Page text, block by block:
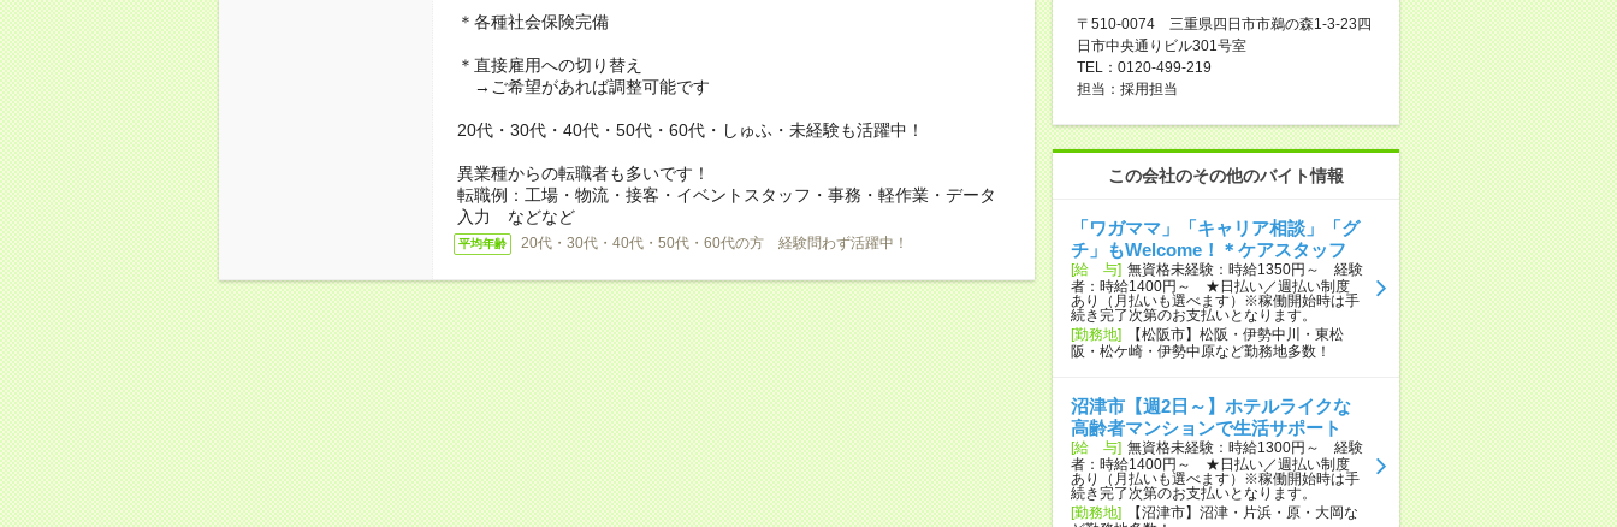
＊各種社会保険完備
＊直接雇用への切り替え
→ご希望があれば調整可能です
20代・30代・40代・50代・60代・しゅふ・未経験も活躍中！
異業種からの転職者も多いです！
転職例：工場・物流・接客・イベントスタッフ・事務・軽作業・データ
入力 などなど
平均年齢 20代・30代・40代・50代・60代の方 経験問わず活躍中！
〒510-0074 三重県四日市市鵜の森1-3-23四
日市中央通りビル301号室
TEL：0120-499-219
担当：採用担当
この会社のその他のバイト情報
「ワガママ」「キャリア相談」「グ
チ」もWelcome！＊ケアスタッフ
[給 与] 無資格未経験：時給1350円～ 経験
者：時給1400円～ ★日払い／週払い制度
あり（月払いも選べます）※稼働開始時は手
続き完了次第のお支払いとなります。
[勤務地]
【松阪市】松阪・伊勢中川・東松
阪・松ケ崎・伊勢中原など勤務地多数！
沼津市【週2日～】ホテルライクな
高齢者マンションで生活サポート
[給 与] 無資格未経験：時給1300円～ 経験
者：時給1400円～ ★日払い／週払い制度
あり（月払いも選べます）※稼働開始時は手
続き完了次第のお支払いとなります。
[勤務地]
【沼津市】沼津・片浜・原・大岡な